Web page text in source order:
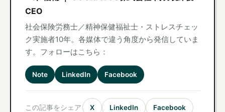
CEO
社会保険労務士／精神保健福祉士・ストレスチェッ
ク実施者10年。各媒体で違う角度から発信していま
す。フォローはこちら：
Note LinkedIn Facebook
この記事をシェア X LinkedIn Facebook